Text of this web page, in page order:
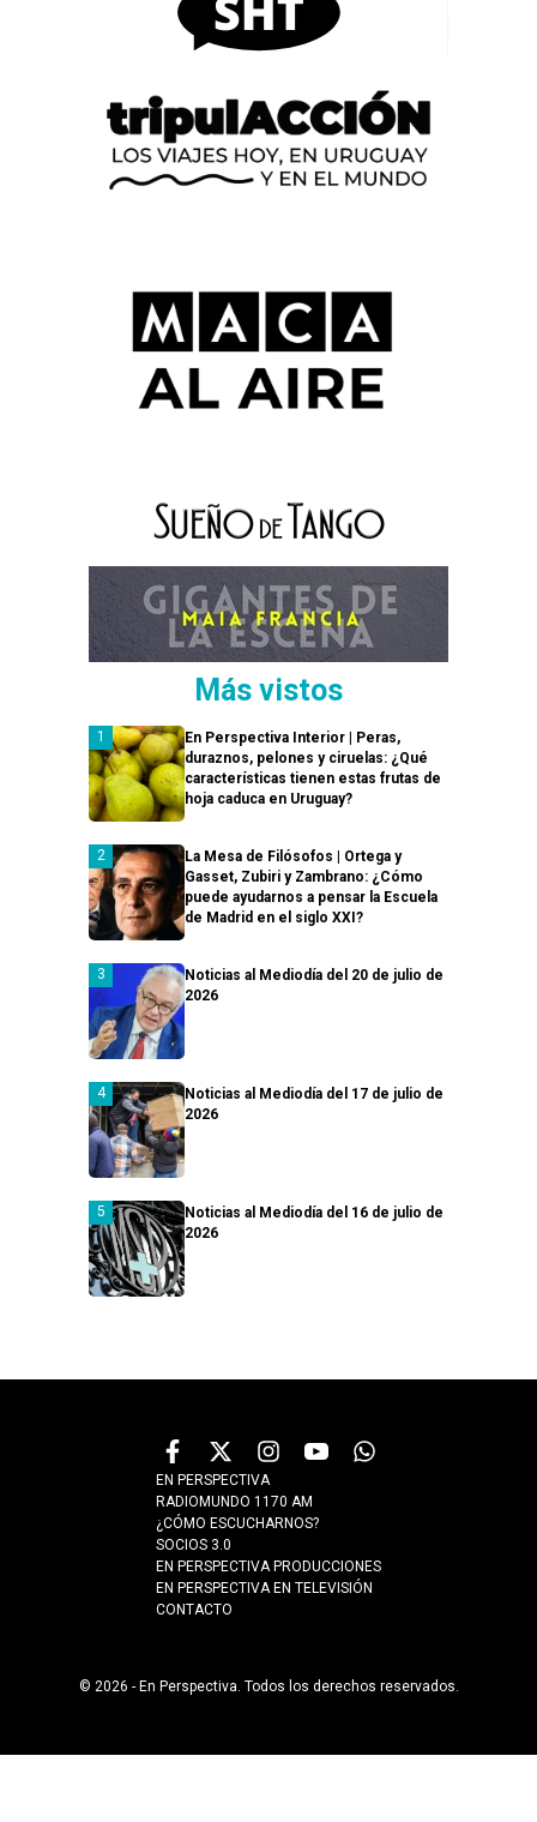
Más vistos
En Perspectiva Interior | Peras,
duraznos, pelones y ciruelas: ¿Qué
características tienen estas frutas de
hoja caduca en Uruguay?
La Mesa de Filósofos | Ortega y
Gasset, Zubiri y Zambrano: ¿Cómo
puede ayudarnos a pensar la Escuela
de Madrid en el siglo XXI?
Noticias al Mediodía del 20 de julio de
2026
Noticias al Mediodía del 17 de julio de
2026
Noticias al Mediodía del 16 de julio de
2026
EN PERSPECTIVA
RADIOMUNDO 1170 AM
¿CÓMO ESCUCHARNOS?
SOCIOS 3.0
EN PERSPECTIVA PRODUCCIONES
EN PERSPECTIVA EN TELEVISIÓN
CONTACTO
© 2026 - En Perspectiva. Todos los derechos reservados.